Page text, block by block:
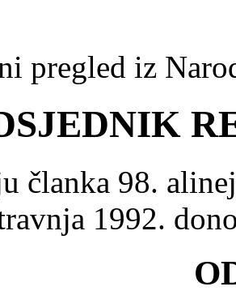
pregled iz
članka 98.
1992.